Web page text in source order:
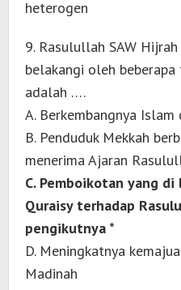
heterogen
9. Rasulullah SAW
belakangi oleh
adalah ….
A. Berkembangnya Islam
B. Penduduk Mekkah
menerima Ajaran
C. Pemboikotan yang
Quraisy terhadap
pengikutnya *
D. Meningkatnya
Madinah